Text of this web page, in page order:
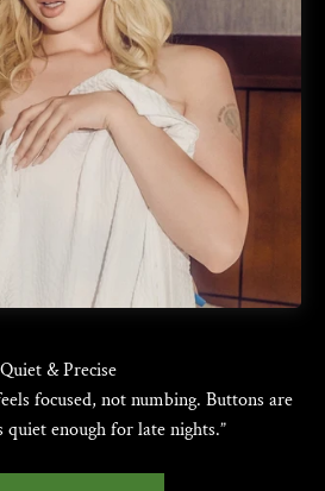
focused, not numbing. Buttons are
quiet enough for late nights.”